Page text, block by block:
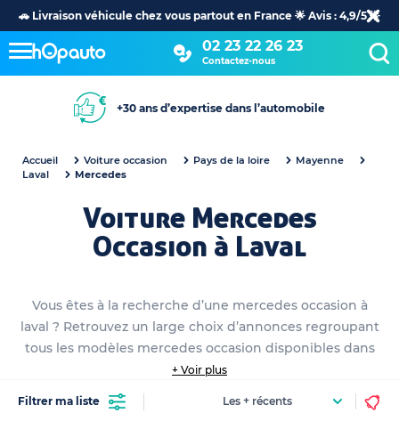
🚗 Livraison véhicule chez vous partout en France 🌟 Avis : 4,9/5 🌟
02 23 22 26 23
Contactez-nous
+30 ans d’expertise dans l’automobile
Accueil Voiture occasion Pays de la loire
Mayenne
Laval
Mercedes
Voiture Mercedes
Occasion à Laval
Vous êtes à la recherche d’une mercedes occasion à
laval ? Retrouvez un large choix d’annonces regroupant
tous les modèles mercedes occasion disponibles dans
votre hOpauto Store à laval. Naviguez parmi nos
annonces mercedes occasion détaillées et sélectionnez
le véhicule qui vous correspond. En quelques clics,
+ Voir plus
Filtrer ma liste